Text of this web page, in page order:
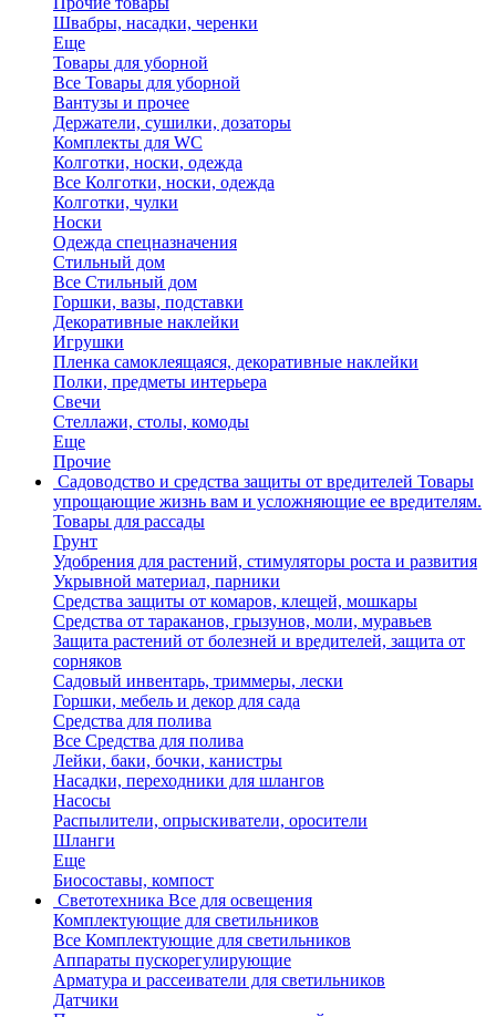
Швабры, насадки, черенки
Еще
Товары для уборной
Все Товары для уборной
Вантузы и прочее
Держатели, сушилки, дозаторы
Комплекты для WC
Колготки, носки, одежда
Все Колготки, носки, одежда
Колготки, чулки
Носки
Одежда спецназначения
Стильный дом
Все Стильный дом
Горшки, вазы, подставки
Декоративные наклейки
Игрушки
Пленка самоклеящаяся, декоративные наклейки
Полки, предметы интерьера
Свечи
Стеллажи, столы, комоды
Еще
Прочие
Садоводство и средства защиты от вредителей Товары
упрощающие жизнь вам и усложняющие ее вредителям.
Товары для рассады
Грунт
Удобрения для растений, стимуляторы роста и развития
Укрывной материал, парники
Средства защиты от комаров, клещей, мошкары
Средства от тараканов, грызунов, моли, муравьев
Защита растений от болезней и вредителей, защита от
сорняков
Садовый инвентарь, триммеры, лески
Горшки, мебель и декор для сада
Средства для полива
Все Средства для полива
Лейки, баки, бочки, канистры
Насадки, переходники для шлангов
Насосы
Распылители, опрыскиватели, оросители
Шланги
Еще
Биосоставы, компост
Светотехника Все для освещения
Комплектующие для светильников
Все Комплектующие для светильников
Аппараты пускорегулирующие
Арматура и рассеиватели для светильников
Датчики